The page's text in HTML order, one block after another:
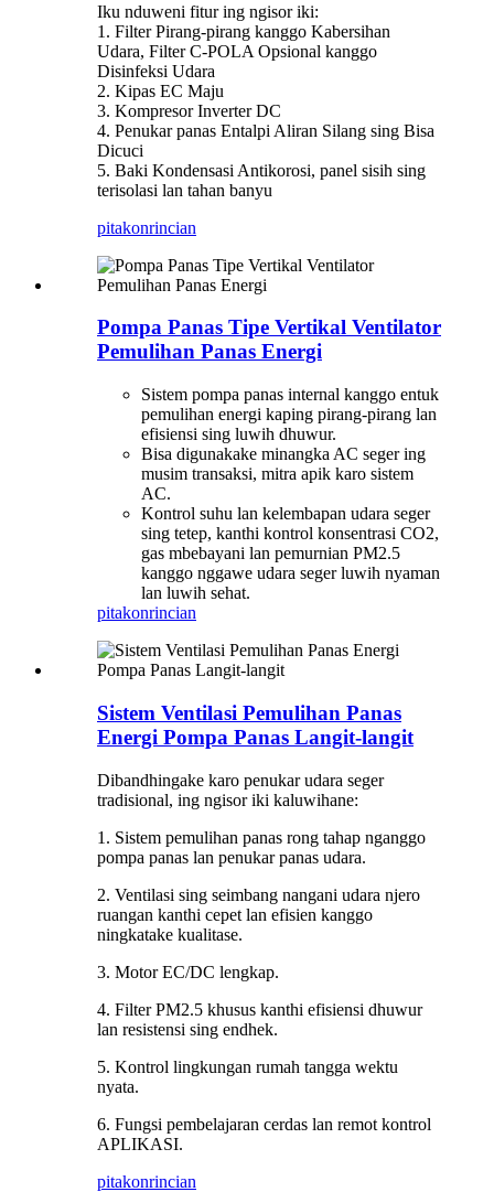
Iku nduweni fitur ing ngisor iki:
1. Filter Pirang-pirang kanggo Kabersihan
Udara, Filter C-POLA Opsional kanggo
Disinfeksi Udara
2. Kipas EC Maju
3. Kompresor Inverter DC
4. Penukar panas Entalpi Aliran Silang sing Bisa
Dicuci
5. Baki Kondensasi Antikorosi, panel sisih sing
terisolasi lan tahan banyu
pitakonrincian
Pompa Panas Tipe Vertikal Ventilator
Pemulihan Panas Energi
Sistem pompa panas internal kanggo entuk
pemulihan energi kaping pirang-pirang lan
efisiensi sing luwih dhuwur.
Bisa digunakake minangka AC seger ing
musim transaksi, mitra apik karo sistem
AC.
Kontrol suhu lan kelembapan udara seger
sing tetep, kanthi kontrol konsentrasi CO2,
gas mbebayani lan pemurnian PM2.5
kanggo nggawe udara seger luwih nyaman
lan luwih sehat.
pitakonrincian
Sistem Ventilasi Pemulihan Panas
Energi Pompa Panas Langit-langit
Dibandhingake karo penukar udara seger
tradisional, ing ngisor iki kaluwihane:
1. Sistem pemulihan panas rong tahap nganggo
pompa panas lan penukar panas udara.
2. Ventilasi sing seimbang nangani udara njero
ruangan kanthi cepet lan efisien kanggo
ningkatake kualitase.
3. Motor EC/DC lengkap.
4. Filter PM2.5 khusus kanthi efisiensi dhuwur
lan resistensi sing endhek.
5. Kontrol lingkungan rumah tangga wektu
nyata.
6. Fungsi pembelajaran cerdas lan remot kontrol
APLIKASI.
pitakonrincian